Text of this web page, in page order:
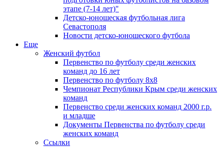
этапе (7-14 лет)"
Детско-юношеская футбольная лига
Севастополя
Новости детско-юношеского футбола
Еще
Женский футбол
Первенство по футболу среди женских
команд до 16 лет
Первенство по футболу 8х8
Чемпионат Республики Крым среди женских
команд
Первенство среди женских команд 2000 г.р.
и младше
Документы Первенства по футболу среди
женских команд
Ссылки